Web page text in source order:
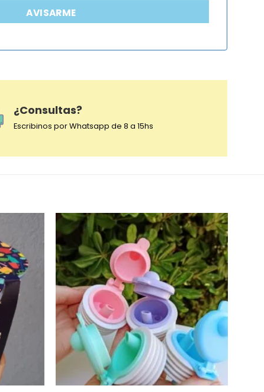
AVISARME
¿Consultas?
Escribinos por Whatsapp de 8 a 15hs